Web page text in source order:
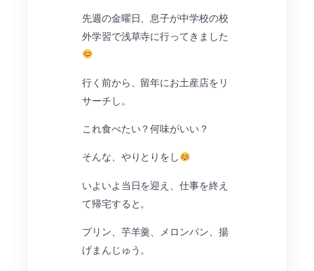
先週の金曜日、息子が中学校の校
外学習で浅草寺に行ってきました
行く前から、留年にお土産店をリ
サーチし。
これ食べたい？何味がいい？
そんな、やりとりをし
いよいよ当日を迎え、仕事を終え
て帰宅すると。
プリン、芋羊羹、メロンパン、揚
げまんじゅう。